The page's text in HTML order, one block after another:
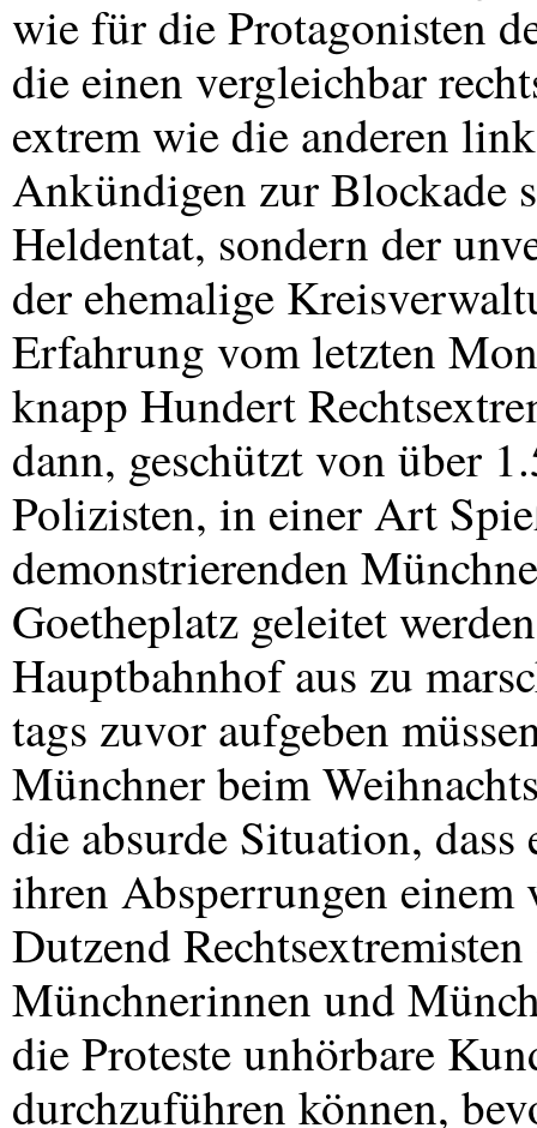
wie für die Protagonisten
die einen vergleichbar
extrem wie die anderen
Ankündigen zur Blockade
Heldentat, sondern der
der ehemalige
Erfahrung vom letzten
knapp Hundert
dann, geschützt von über
Polizisten, in einer Art
demonstrierenden
Goetheplatz geleitet
Hauptbahnhof aus zu
tags zuvor aufgeben
Münchner beim
die absurde Situation,
ihren Absperrungen
Dutzend
Münchnerinnen und
die Proteste unhörbare
durchzuführen können,